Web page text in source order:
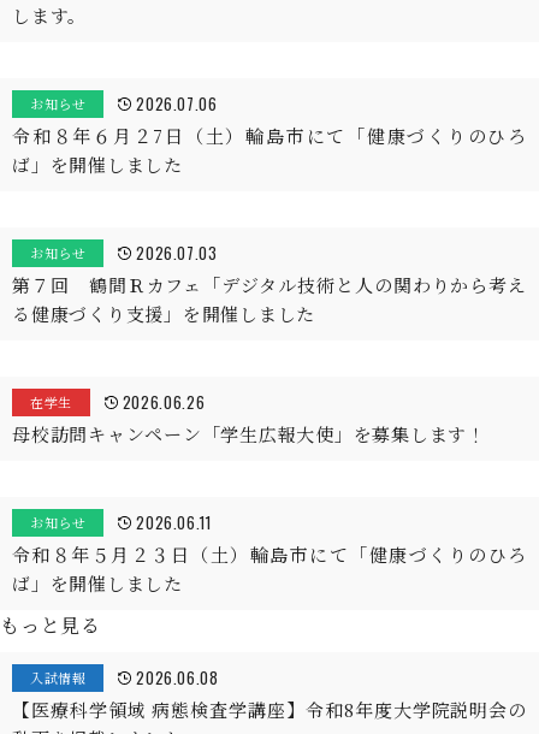
します。
お知らせ 2026.07.06
令和８年６月２7日（土）輪島市にて「健康づくりのひろ
ば」を開催しました
お知らせ 2026.07.03
第７回 鶴間Ｒカフェ「デジタル技術と人の関わりから考え
る健康づくり支援」を開催しました
在学生 2026.06.26
母校訪問キャンペーン「学生広報大使」を募集します！
お知らせ 2026.06.11
令和８年５月２３日（土）輪島市にて「健康づくりのひろ
ば」を開催しました
もっと見る
入試情報 2026.06.08
【医療科学領域 病態検査学講座】令和8年度大学院説明会の